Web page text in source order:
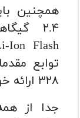
همچنین
۳۲۸ ارائه خواهد داد.
جدا از